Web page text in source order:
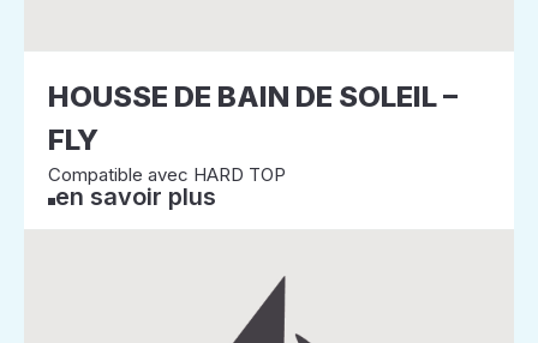
HOUSSE DE BAIN DE SOLEIL –
FLY
Compatible avec HARD TOP
en savoir plus